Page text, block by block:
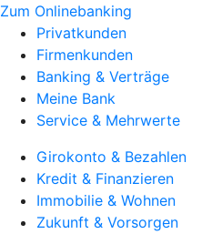
Zum Onlinebanking
Privatkunden
Firmenkunden
Banking & Verträge
Meine Bank
Service & Mehrwerte
Girokonto & Bezahlen
Kredit & Finanzieren
Immobilie & Wohnen
Zukunft & Vorsorgen